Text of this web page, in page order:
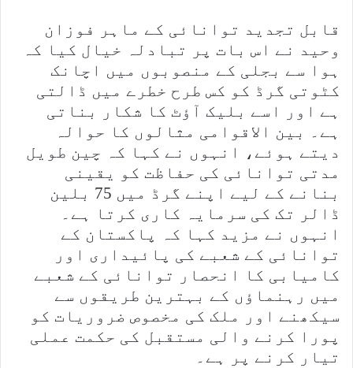
قابل تجدید توانائی کے ماہر فوزان
وحید نے اس بات پر تبادلہ خیال کیا کہ
ہوا سے بجلی کے منصوبوں میں اچانک
کٹوتی گرڈ کو کس طرح خطرے میں ڈالتی
ہے اور اسے بلیک آؤٹ کا شکار بناتی
ہے۔ بین الاقوامی مثالوں کا حوالہ
دیتے ہوئے، انہوں نے کہا کہ چین طویل
مدتی توانائی کی حفاظت کو یقینی
بنانے کے لیے اپنے گرڈ میں 75 بلین
ڈالر تک کی سرمایہ کاری کرتا ہے۔
انہوں نے مزید کہا کہ پاکستان کے
توانائی کے شعبے کی پائیداری اور
کامیابی کا انحصار توانائی کے شعبے
میں رہنماؤں کے بہترین طریقوں سے
سیکھنے اور ملک کی مخصوص ضروریات کو
پورا کرنے والی مستقبل کی حکمت عملی
تیار کرنے پر ہے۔